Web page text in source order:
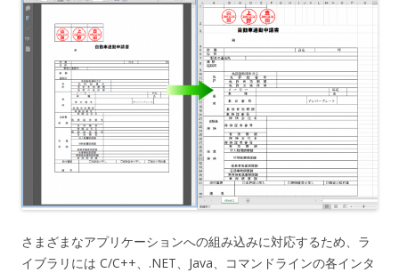
さまざまなアプリケーションへの組み込みに対応するため、ラ
イブラリには C/C++、.NET、Java、コマンドラインの各インタ